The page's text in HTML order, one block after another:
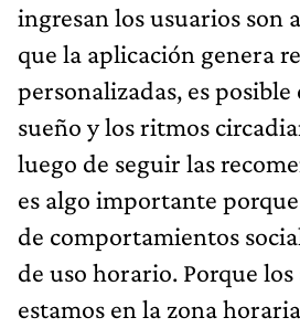
ingresan los usuarios son
que la aplicación genera
personalizadas, es posible
sueño y los ritmos
luego de seguir las
es algo importante
de comportamientos
de uso horario. Porque
estamos en la zona